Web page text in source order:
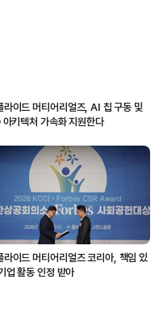
라이드 머티어리얼즈, AI 칩 구동 및
키텍처 가속화 지원한다
라이드 머티어리얼즈 코리아, 책임 있
업 활동 인정 받아